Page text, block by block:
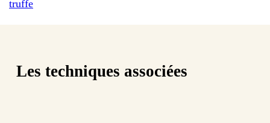
truffe
Les techniques associées